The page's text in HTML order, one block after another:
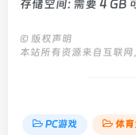
存储空间: 需要 4 GB
© 版权声明
本站所有资源来自互联
PC游戏 体